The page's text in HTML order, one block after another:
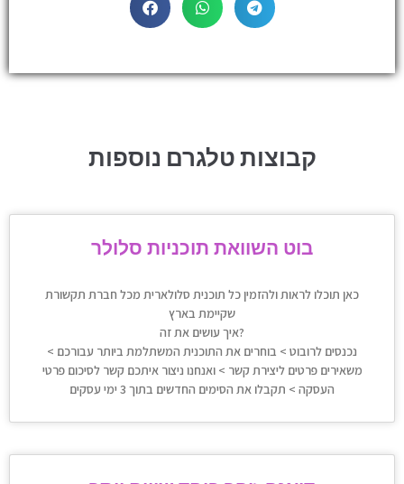
קבוצות טלגרם נוספות
בוט השוואת תוכניות סלולר
כאן תוכלו לראות ולהזמין כל תוכנית סלולארית מכל חברת תקשורת
שקיימת בארץ
איך עושים את זה?
נכנסים לרובוט > בוחרים את התוכנית המשתלמת ביותר עבורכם >
משאירים פרטים ליצירת קשר > ואנחנו ניצור איתכם קשר לסיכום פרטי
העסקה > תקבלו את הסימים החדשים בתוך 3 ימי עסקים